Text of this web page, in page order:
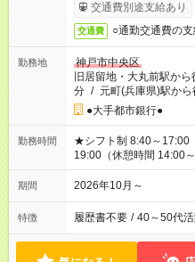
交通費別途支給あり
交通費 ○通勤交通費の支
勤務地
神戸市中央区
旧居留地・大丸前駅か
分 / 元町(兵庫県)駅か
●大手都市銀行●
勤務時間
★シフト制 8:40～17:00
19:00（休憩時間 14:00
～13:00）⇒研修期間中
期間 2026年10月～
特徴 履歴書不要 / 40～50代